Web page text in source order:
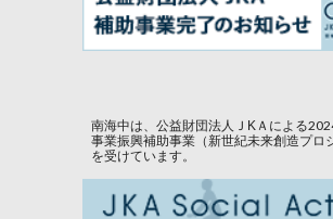
南海中は、公益財団法人ＪKＡによる
事業振興補助事業（新世紀未来創造プロ
を受けています。